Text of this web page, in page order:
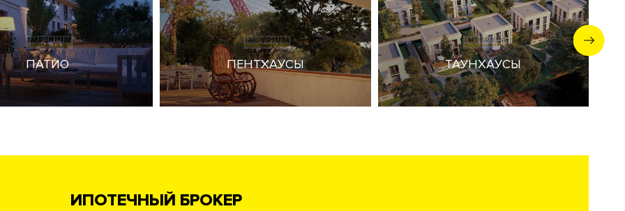
с выходами на набережную или в собственный парк.Высокие
возможность купить квартиру или пентхаус с террасой и
SPA-центр. Круглосуточная служба консьерж-сервиса.Рядом
Цены формируются от видовых характеристик на набережную, бор и
районе Хорошево-Мневники в СЗАО, рядом с метро Крылатское,
ПАТИО ПЕНТХАУСЫ ТАУНХАУСЫ
ИПОТЕЧНЫЙ БРОКЕР